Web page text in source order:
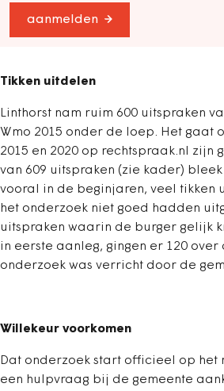
aanmelden
Tikken uitdelen
Linthorst nam ruim 600 uitspraken
Wmo 2015 onder de loep. Het gaat
2015 en 2020 op rechtspraak.nl zijn
van 609 uitspraken (zie kader)
vooral in de beginjaren, veel tikken
het onderzoek niet goed hadden
uitspraken waarin de burger gelijk
in eerste aanleg, gingen er 120
onderzoek was verricht door de
Willekeur voorkomen
Dat onderzoek start officieel op het
een hulpvraag bij de gemeente